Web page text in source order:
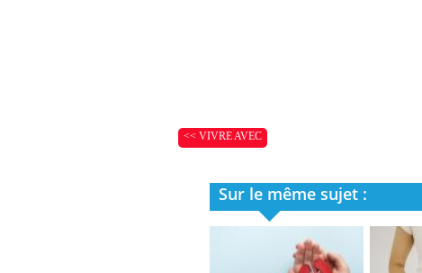
<< VIVRE AVEC
Sur le même sujet :